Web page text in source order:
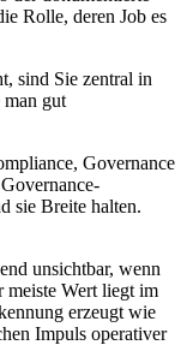
Rolle, deren Job es
sind Sie zentral in
gut
Governance
sie Breite halten.
unsichtbar, wenn
meiste Wert liegt im
erzeugt wie
Impuls operativer